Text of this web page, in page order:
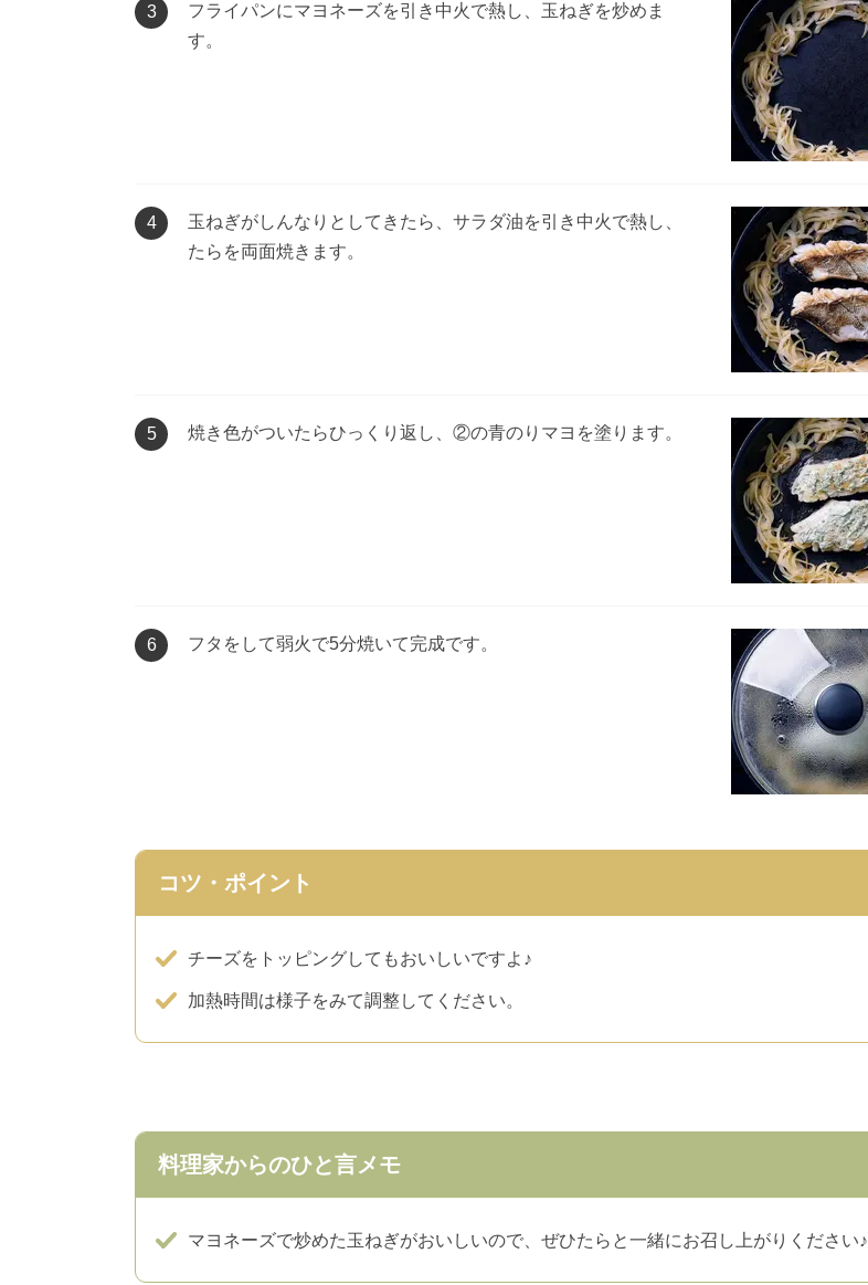
3
フライパンにマヨネーズを引き中火で熱し、玉ねぎを炒めま
す。
4
玉ねぎがしんなりとしてきたら、サラダ油を引き中火で熱し、
たらを両面焼きます。
5 焼き色がついたらひっくり返し、②の青のりマヨを塗ります。
6 フタをして弱火で5分焼いて完成です。
コツ・ポイント
チーズをトッピングしてもおいしいですよ♪
加熱時間は様子をみて調整してください。
料理家からのひと言メモ
マヨネーズで炒めた玉ねぎがおいしいので、ぜひたらと一緒にお召し上がりください♪